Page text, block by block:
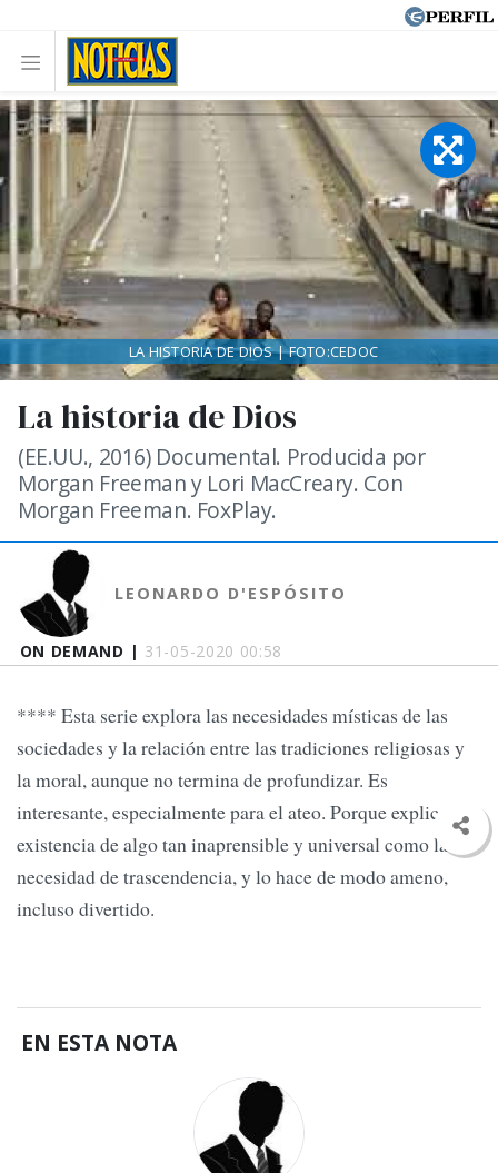
ON DEMAND | 31-05-2020 00:58
La historia de Dios
(EE.UU., 2016) Documental. Producida por
Morgan Freeman y Lori MacCreary. Con
Morgan Freeman. FoxPlay.
LEONARDO D'ESPÓSITO
LA HISTORIA DE DIOS | FOTO:CEDOC
**** Esta serie explora las necesidades místicas de las
sociedades y la relación entre las tradiciones religiosas y
la moral, aunque no termina de profundizar. Es
interesante, especialmente para el ateo. Porque explica la
existencia de algo tan inaprensible y universal como la
necesidad de trascendencia, y lo hace de modo ameno,
incluso divertido.
EN ESTA NOTA